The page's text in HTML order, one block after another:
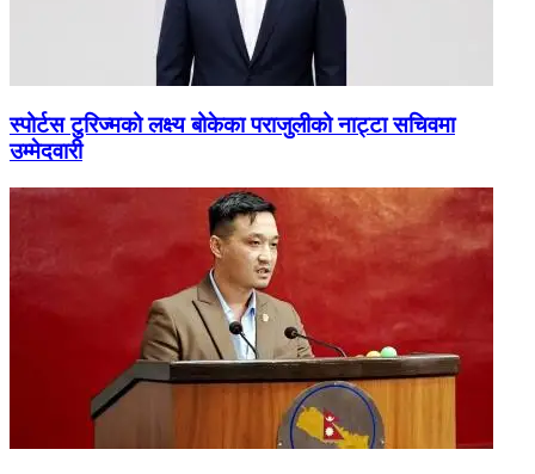
स्पोर्टस टुरिज्मको लक्ष्य बोकेका पराजुलीको नाट्टा सचिवमा
उम्मेदवारी